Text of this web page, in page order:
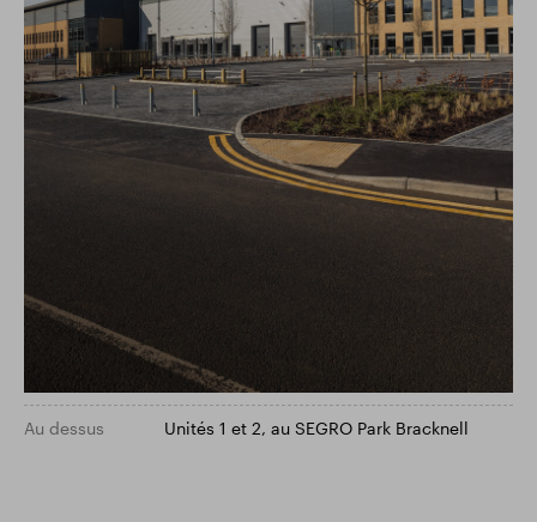
Au dessus Unités 1 et 2, au SEGRO Park Bracknell